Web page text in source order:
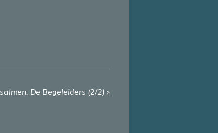
De Begeleiders (2/2) »